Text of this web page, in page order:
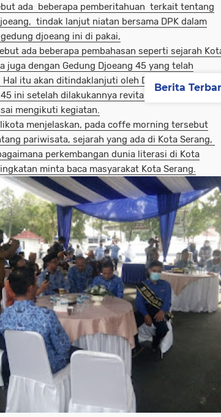
ada beberapa pemberitahuan terkait tentang
tindak lanjut niatan bersama DPK dalam
djoeang ini di pakai,
ada beberapa pembahasan seperti sejarah
juga dengan Gedung Djoeang 45 yang telah
itu akan ditindaklanjuti oleh DPK akan seperti
ini setelah dilakukannya revitalisasi,” Jelas
mengikuti kegiatan.
menjelaskan, pada coffe morning tersebut
pariwisata, sejarah yang ada di Kota Serang,
perkembangan dunia literasi di Kota
minta baca masyarakat Kota Serang.
Berita